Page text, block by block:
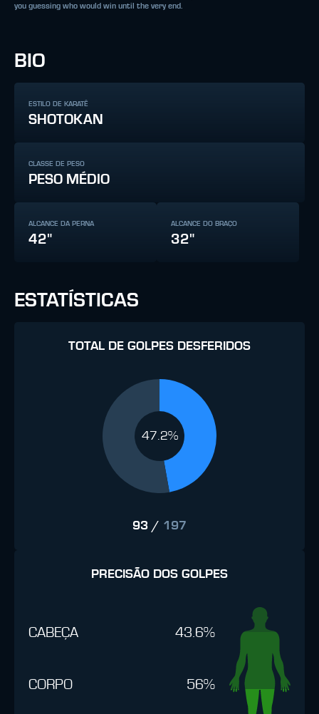
you guessing who would win until the very end.
BIO
ESTILO DE KARATÊ
SHOTOKAN
CLASSE DE PESO
PESO MÉDIO
ALCANCE DA PERNA
42"
ALCANCE DO BRAÇO
32"
ESTATÍSTICAS
TOTAL DE GOLPES DESFERIDOS
47.2%
93 / 197
PRECISÃO DOS GOLPES
CABEÇA 43.6%
CORPO 56%